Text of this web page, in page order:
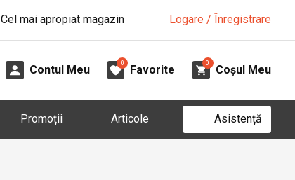
Cel mai apropiat magazin Logare / Înregistrare
Contul Meu
0
Favorite
0
Coșul Meu
Promoții Articole Asistență